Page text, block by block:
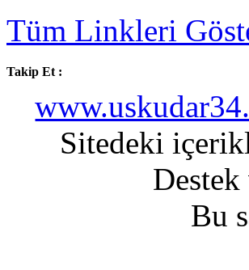
Tüm Linkleri
Takip Et :
Sitedeki
Bu